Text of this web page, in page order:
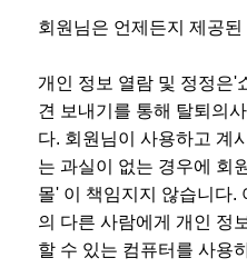
회원님은 언제든지 제공
개인 정보 열람 및 정정은'
견 보내기를 통해 탈퇴의
다. 회원님이 사용하고 계
는 과실이 없는 경우에 회
몰' 이 책임지지 않습니다.
의 다른 사람에게 개인 정
할 수 있는 컴퓨터를 사용